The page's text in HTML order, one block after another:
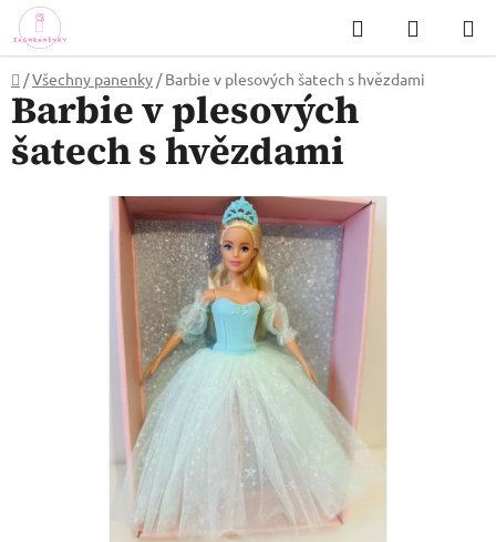
Přejít
na
obsah
Hledat
KOŠÍK
Domů
/Všechny panenky / Barbie v plesových šatech s hvězdami
Barbie v plesových
šatech s hvězdami